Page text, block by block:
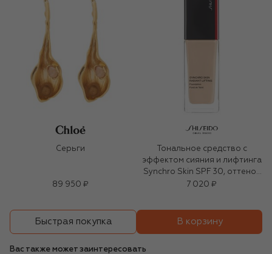
Серьги
89 950 ₽
Тональное средство с
эффектом сияния и лифтинга
Synchro Skin SPF 30, оттенок
150 Lace (30ml)
7 020 ₽
Быстрая покупка В корзину
Вас также может заинтересовать